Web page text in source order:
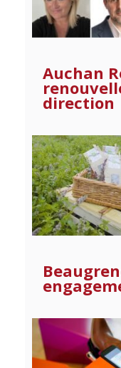
Auchan
direction